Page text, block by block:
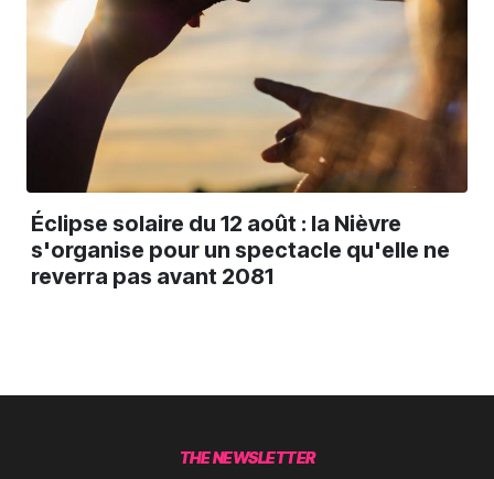
Éclipse solaire du 12 août : la Nièvre
s'organise pour un spectacle qu'elle ne
reverra pas avant 2081
THE NEWSLETTER